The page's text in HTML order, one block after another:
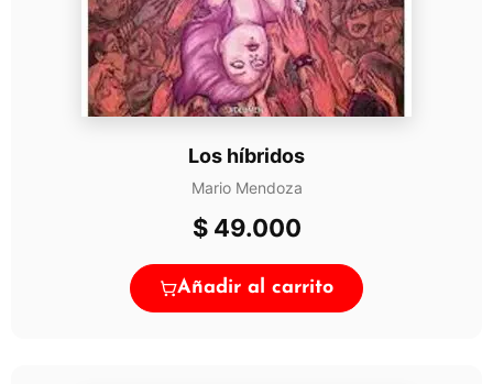
Los híbridos
Mario Mendoza
$49.000
Añadir al carrito